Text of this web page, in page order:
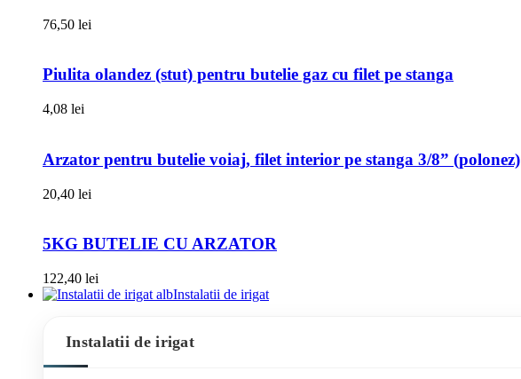
76,50 lei
Piulita olandez (stut) pentru butelie gaz cu filet pe stanga
4,08 lei
Arzator pentru butelie voiaj, filet interior pe stanga 3/8” (polonez)
20,40 lei
5KG BUTELIE CU ARZATOR
122,40 lei
Instalatii de irigat
Instalatii de irigat